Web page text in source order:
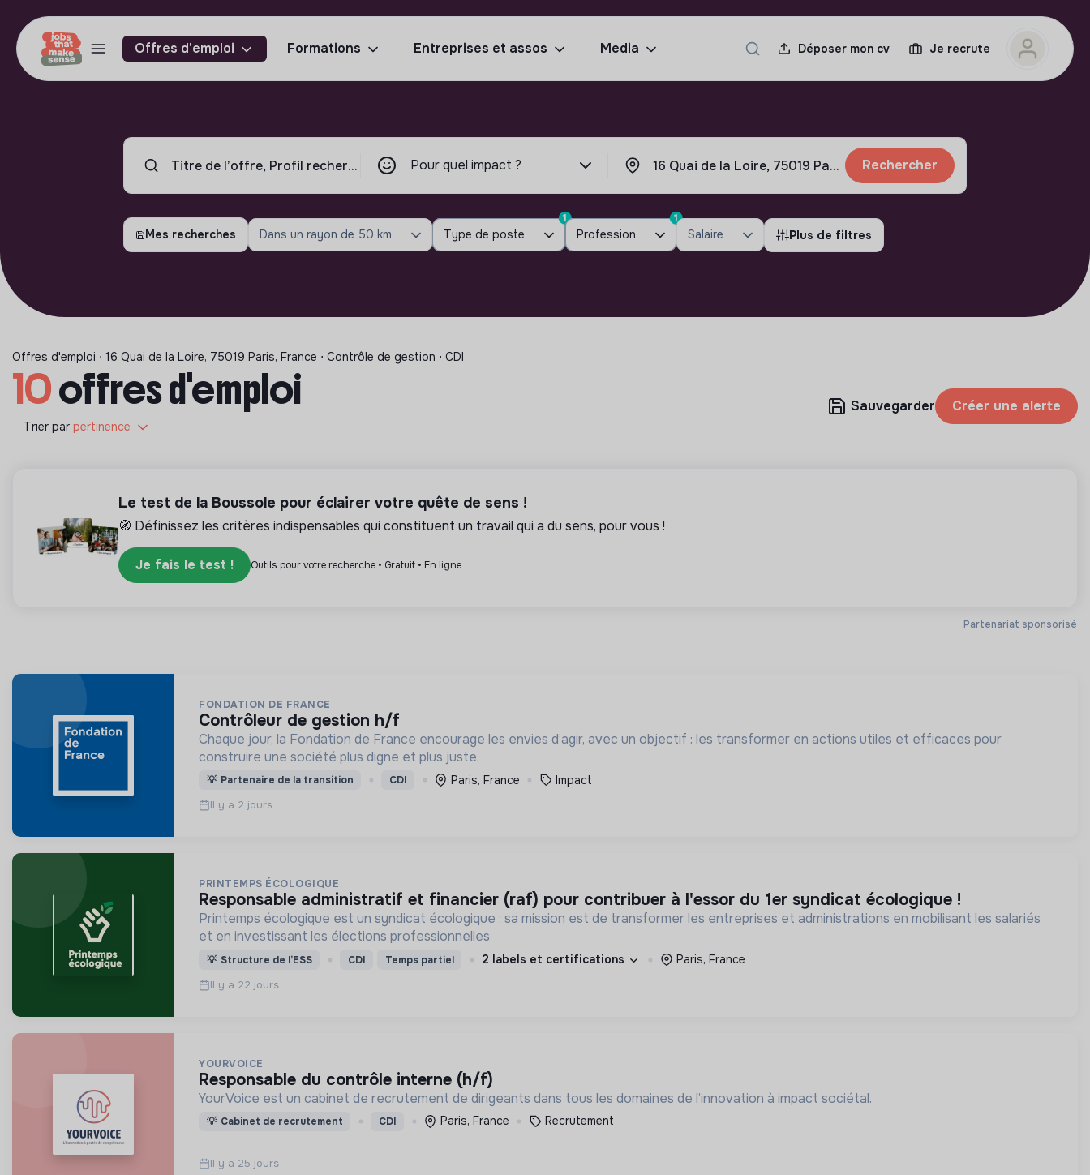
Offres d'emploi Formations Entreprises et assos Media Déposer mon cv Je recrute
Pour quel impact ? Rechercher
Mes recherches Dans un rayon de 50 km Type de poste
1
Profession
1
Salaire Plus de filtres
Offres d'emploi ⋅ 16 Quai de la Loire, 75019 Paris, France ⋅ Contrôle de gestion ⋅ CDI
10offres d'emploi
Trier par pertinence
Sauvegarder Créer une alerte
Partenariat sponsorisé
Le test de la Boussole pour éclairer votre quête de sens !
🧭 Définissez les critères indispensables qui constituent un travail qui a du sens, pour vous !
Je fais le test ! Outils pour votre recherche • Gratuit • En ligne
FONDATION DE FRANCE
contrôleur de gestion h/f
Chaque jour, la Fondation de France encourage les envies d’agir, avec un objectif : les transformer en actions utiles et efficaces pour
construire une société plus digne et plus juste.
💡 Partenaire de la transition CDI Paris, France Impact
Il y a 2 jours
PRINTEMPS ÉCOLOGIQUE
responsable administratif et financier (raf) pour contribuer à l'essor du 1er syndicat écologique !
Printemps écologique est un syndicat écologique : sa mission est de transformer les entreprises et administrations en mobilisant les salariés
et en investissant les élections professionnelles
💡 Structure de l’ESS CDI Temps partiel 2 labels et certifications Paris, France
Il y a 22 jours
YOURVOICE
responsable du contrôle interne (h/f)
YourVoice est un cabinet de recrutement de dirigeants dans tous les domaines de l’innovation à impact sociétal.
💡 Cabinet de recrutement CDI Paris, France Recrutement
Il y a 25 jours